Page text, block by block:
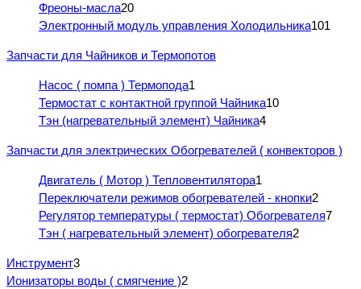
Фреоны-масла20
Электронный модуль управления Холодильника101
Запчасти для Чайников и Термопотов
Насос ( помпа ) Термопода1
Термостат с контактной группой Чайника10
Тэн (нагревательный элемент) Чайника4
Запчасти для электрических Обогревателей ( конвекторов )
Двигатель ( Мотор ) Тепловентилятора1
Переключатели режимов обогревателей - кнопки2
Регулятор температуры ( термостат) Обогревателя7
Тэн ( нагревательный элемент) обогревателя2
Инструмент3
Ионизаторы воды ( смягчение )2